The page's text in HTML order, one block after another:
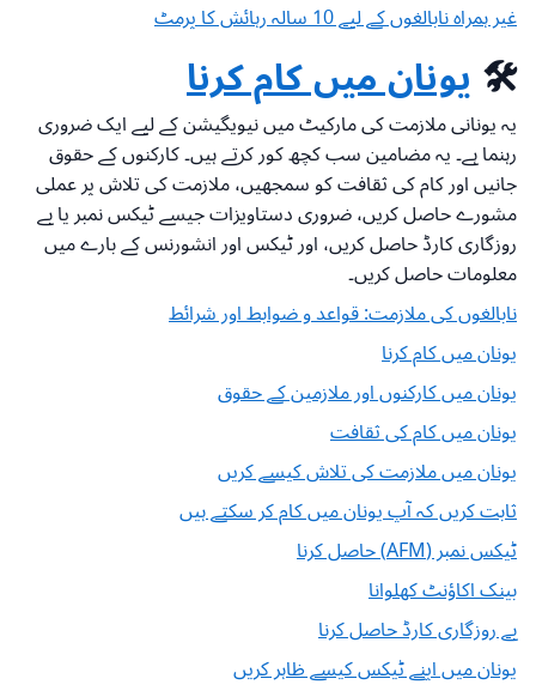
غیر ہمراہ نابالغوں کے لیے 10 سالہ رہائش کا پرمٹ
🛠️یونان میں کام کرنا
یہ یونانی ملازمت کی مارکیٹ میں نیویگیشن کے لیے ایک ضروری
رہنما ہے۔ یہ مضامین سب کچھ کور کرتے ہیں۔ کارکنوں کے حقوق
جانیں اور کام کی ثقافت کو سمجھیں، ملازمت کی تلاش پر عملی
مشورے حاصل کریں، ضروری دستاویزات جیسے ٹیکس نمبر یا بے
روزگاری کارڈ حاصل کریں، اور ٹیکس اور انشورنس کے بارے میں
معلومات حاصل کریں۔
نابالغوں کی ملازمت: قواعد و ضوابط اور شرائط
یونان میں کام کرنا
یونان میں کارکنوں اور ملازمین کے حقوق
یونان میں کام کی ثقافت
یونان میں ملازمت کی تلاش کیسے کریں
ثابت کریں کہ آپ یونان میں کام کر سکتے ہیں
ٹیکس نمبر (AFM) حاصل کرنا
بینک اکاؤنٹ کھلوانا
بے روزگاری کارڈ حاصل کرنا
یونان میں اپنے ٹیکس کیسے ظاہر کریں